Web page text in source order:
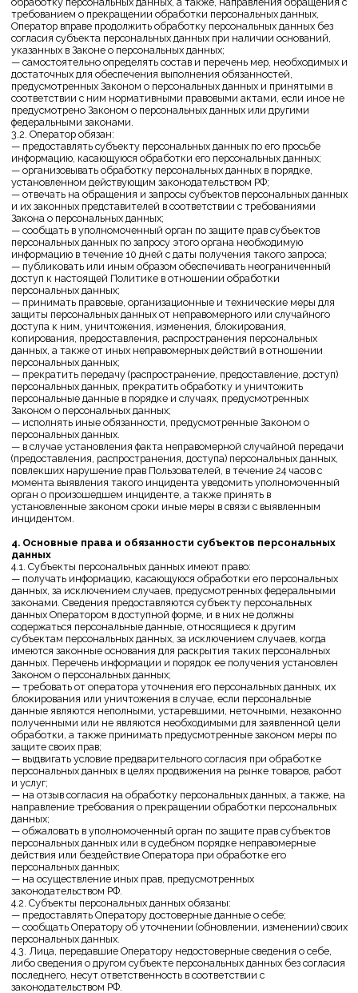
4. Основные права и обязанности субъектов персональных
данных
4.1. Субъекты персональных данных имеют право:
— получать информацию, касающуюся обработки его персональных
данных, за исключением случаев, предусмотренных федеральными
законами. Сведения предоставляются субъекту персональных
данных Оператором в доступной форме, и в них не должны
содержаться персональные данные, относящиеся к другим
субъектам персональных данных, за исключением случаев, когда
имеются законные основания для раскрытия таких персональных
данных. Перечень информации и порядок ее получения установлен
Законом о персональных данных;
— требовать от оператора уточнения его персональных данных, их
блокирования или уничтожения в случае, если персональные
данные являются неполными, устаревшими, неточными, незаконно
полученными или не являются необходимыми для заявленной цели
обработки, а также принимать предусмотренные законом меры по
защите своих прав;
— выдвигать условие предварительного согласия при обработке
персональных данных в целях продвижения на рынке товаров, работ
и услуг;
— на отзыв согласия на обработку персональных данных, а также, на
направление требования о прекращении обработки персональных
данных;
— обжаловать в уполномоченный орган по защите прав субъектов
персональных данных или в судебном порядке неправомерные
действия или бездействие Оператора при обработке его
персональных данных;
— на осуществление иных прав, предусмотренных
законодательством РФ.
4.2. Субъекты персональных данных обязаны:
— предоставлять Оператору достоверные данные о себе;
— сообщать Оператору об уточнении (обновлении, изменении) своих
персональных данных.
4.3. Лица, передавшие Оператору недостоверные сведения о себе,
либо сведения о другом субъекте персональных данных без согласия
последнего, несут ответственность в соответствии с
законодательством РФ.
5. Принципы обработки персональных данных
5.1. Обработка персональных данных осуществляется на законной и
справедливой основе.
5.2. Обработка персональных данных ограничивается достижением
конкретных, заранее определенных и законных целей. Не
допускается обработка персональных данных, несовместимая с
целями сбора персональных данных.
5.3. Не допускается объединение баз данных, содержащих
персональные данные, обработка которых осуществляется в целях,
несовместимых между собой.
5.4. Обработке подлежат только персональные данные, которые
отвечают целям их обработки.
5.5. Содержание и объем обрабатываемых персональных данных
соответствуют заявленным целям обработки. Не допускается
избыточность обрабатываемых персональных данных по отношению
к заявленным целям их обработки.
5.6. При обработке персональных данных обеспечивается точность
персональных данных, их достаточность, а в необходимых случаях и
актуальность по отношению к целям обработки персональных
данных. Оператор принимает необходимые меры и/или
обеспечивает их принятие по удалению или уточнению неполных
или неточных данных.
позволяющей определить субъекта персональных данных, не дольше,
чем этого требуют цели обработки персональных данных, если срок
хранения персональных данных не установлен федеральным
законом, договором, стороной которого, выгодоприобретателем или
поручителем по которому является субъект персональных данных.
Обрабатываемые персональные данные уничтожаются либо
обезличиваются по достижении целей обработки или в случае
утраты необходимости в достижении этих целей, если иное не
предусмотрено федеральным законом.
6. Цели обработки персональных данных
6.1. Цель обработки – заключение, исполнение и прекращение
гражданско-правовых договоров, сбор статистической информации о
действиях Пользователя на Сайте, улучшение качества Сайта и его
содержания с помощью сервиса интернет-статистики (аналитики)
Яндекс Метрика
6.2. Персональные данные – фамилия, имя, отчество, электронный
адрес, номера телефонов, адрес, cookie-файлы
6.3. Категории пользователей, данные которых обрабатываются –
физические лица и юридические лица (покупатели, заказчики),
заключившие или имеющие намерение заключить с Оператором
гражданско-правовой договор купли-продажи товаров (услуг),
представленных на Сайте.
6.4. Правовые основания – Гражданский кодекс РФ, Федеральный
закон от 27.07.2006 № 149-ФЗ «Об информации, информационных
технологиях и защите информации», иные нормативные акты,
регулирующие отношения, связанные с деятельностью Оператора, и
нормативные документы уполномоченных государственных органов
РФ , договоры, заключаемые между Оператором и субъектами
персональных данных, согласия субъектов персональных данных на
обработку их персональных данных.;
6.5. Виды обработки персональных данных – сбор, запись,
систематизация, накопление, хранение, уничтожение и
обезличивание персональных данных, передача персональных
данных с согласия Пользователя
6.6. Способы обработки персональных данных – смешанная
обработка персональных данных (неавтоматизированная и с
использованием средств автоматизации, с передачей полученной
информации по сети или без таковой).
6.7. Сроки обработки и хранения персональных данных – с даты
предоставления персональных данных Пользователями с их согласия
(в применимых случаях) до достижения цели обработки
персональных данных или до момента отзыва Пользователем своего
согласия на обработку персональных данных/получения
Оператором требования о прекращении обработки персональных
данных, если иной срок не предусмотрен договором или
действующим законодательством.
6.8. Хранение персональных данных – на материальных носителях в
специальных местах исключающих несанкционированный доступ. На
электронных носителях – с использованием программных средств
ограничения доступа к данным.
6.9. Достижение целей обработки персональных данных – при
достижении целей обработки персональных данных или